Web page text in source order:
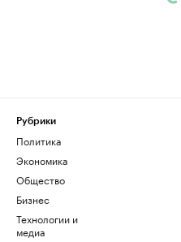
Рубрики
Политика
Экономика
Общество
Бизнес
Технологии и
медиа